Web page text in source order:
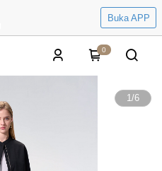
Buka APP
0
1/6